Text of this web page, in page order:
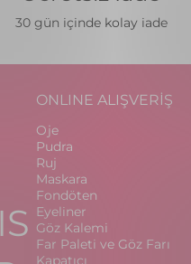
30 gün içinde kolay iade
ONLINE ALIŞVERİŞ
Oje
Pudra
Ruj
Maskara
Fondöten
Eyeliner
Göz Kalemi
Far Paleti ve Göz Farı
Kapatıcı